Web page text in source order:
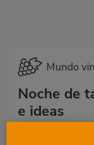
Mundo
Noche de
e ideas